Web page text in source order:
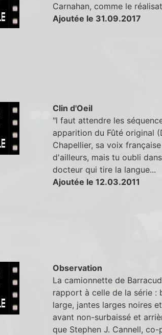
Carnahan, comme le
Ajoutée le 31.09.2017
Clin d'Oeil
"l faut attendre les
apparition du Fûté original
Chapellier, sa voix
d'ailleurs, mais tu oubli
docteur qui tire la langue...
Ajoutée le 12.03.2011
Observation
La camionnette de
rapport à celle de la série :
large, jantes larges noires
avant non-surbaissé et
que Stephen J. Cannell,